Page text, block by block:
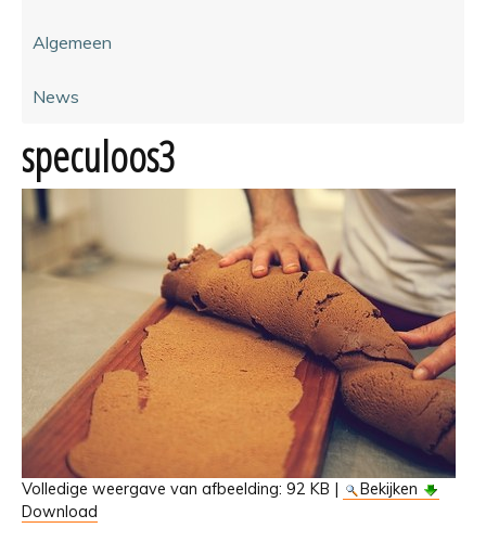
Algemeen
News
speculoos3
Volledige weergave van afbeelding: 92 KB |
Bekijken
Download